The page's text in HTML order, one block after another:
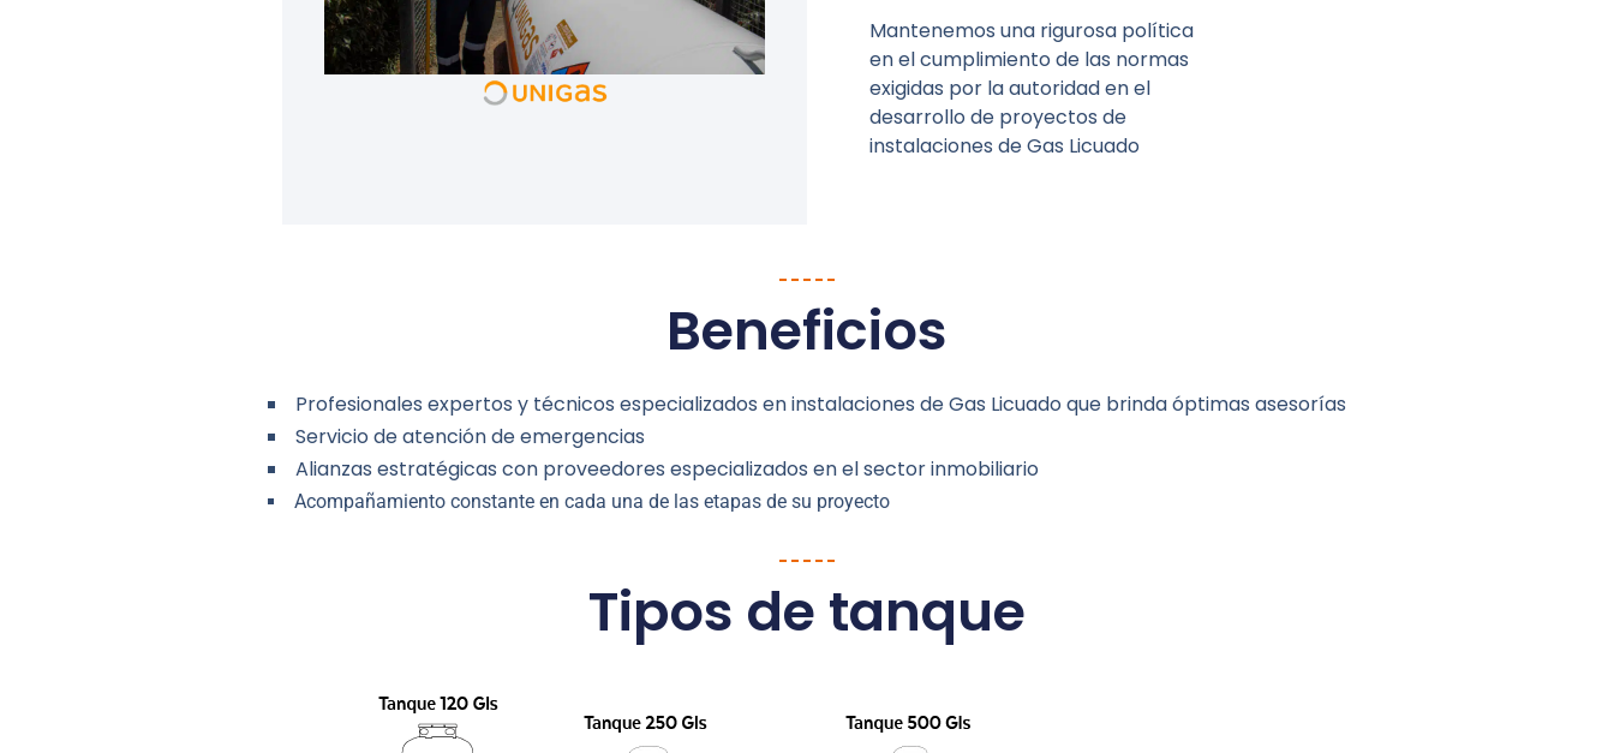
Mantenemos una rigurosa política
en el cumplimiento de las normas
exigidas por la autoridad en el
desarrollo de proyectos de
instalaciones de Gas Licuado
Beneficios
Profesionales expertos y técnicos especializados en instalaciones de Gas Licuado que brinda óptimas asesorías
Servicio de atención de emergencias
Alianzas estratégicas con proveedores especializados en el sector inmobiliario
Acompañamiento constante en cada una de las etapas de su proyecto
Tipos de tanque